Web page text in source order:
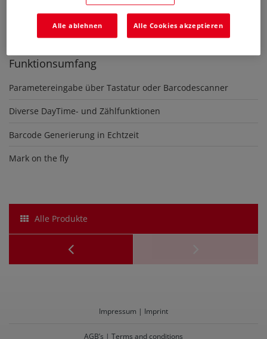
Bediensoftware für Taufenbach 301/308-Controller. Optimiert
für kleine Touchscreen PCs, Windows 10, Windows IoT oder
Linux. Die Eingabelayouts können kundenspezifisch
angepasst werden.
Funktionsumfang
Parametereingabe über Tastatur oder Barcodescanner
Diverse DayTime- und Zählfunktionen
Barcode Generierung in Echtzeit
Mark on the fly
Alle Produkte
Impressum | Imprint
AGB’s | Terms and conditions
Alle ablehnen Alle Cookies akzeptieren